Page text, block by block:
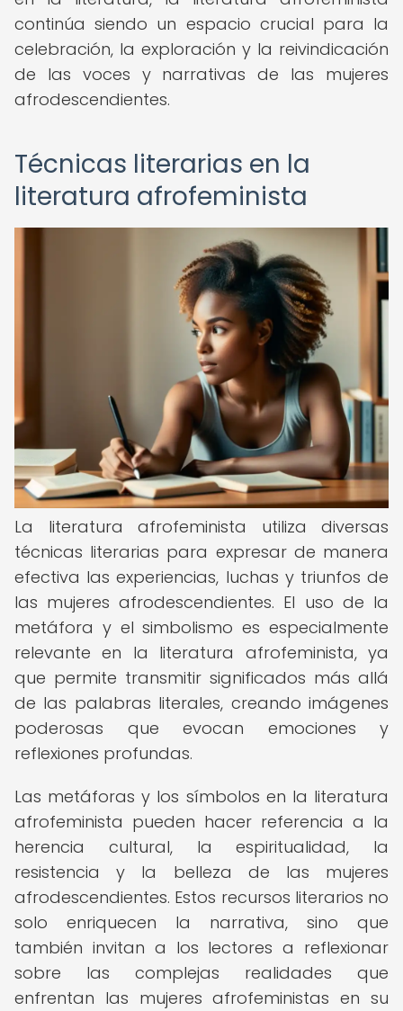
continúa siendo un espacio crucial para la
celebración, la exploración y la reivindicación
de las voces y narrativas de las mujeres
afrodescendientes.
Técnicas literarias en la
literatura afrofeminista
La literatura afrofeminista utiliza diversas
técnicas literarias para expresar de manera
efectiva las experiencias, luchas y triunfos de
las mujeres afrodescendientes. El uso de la
metáfora y el simbolismo es especialmente
relevante en la literatura afrofeminista, ya
que permite transmitir significados más allá
de las palabras literales, creando imágenes
poderosas que evocan emociones y
reflexiones profundas.
Las metáforas y los símbolos en la literatura
afrofeminista pueden hacer referencia a la
herencia cultural, la espiritualidad, la
resistencia y la belleza de las mujeres
afrodescendientes. Estos recursos literarios no
solo enriquecen la narrativa, sino que
también invitan a los lectores a reflexionar
sobre las complejas realidades que
enfrentan las mujeres afrofeministas en su